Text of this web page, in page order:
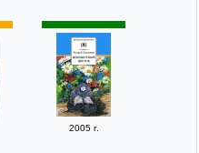
2005 г.